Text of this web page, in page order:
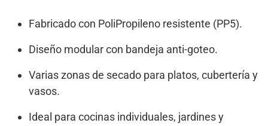
Fabricado con PoliPropileno resistente (PP5).
Diseño modular con bandeja anti-goteo.
Varias zonas de secado para platos, cubertería y
vasos.
Ideal para cocinas individuales, jardines y